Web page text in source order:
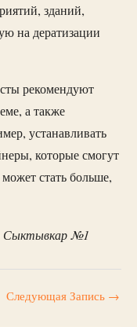
зданий,
на дератизации
рекомендуют
а также
устанавливать
которые смогут
стать больше,
Сыктывкар №1
Следующая Запись →